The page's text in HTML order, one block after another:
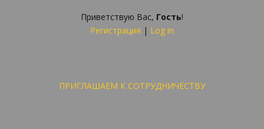
Приветствую Вас, Гость!
Регистрация | Log in
ПРИГЛАШАЕМ К СОТРУДНИЧЕСТВУ